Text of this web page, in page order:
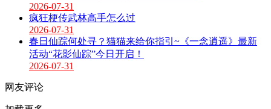
2026-07-31
疯狂梗传武林高手怎么过
2026-07-31
春日仙踪何处寻？猫猫来给你指引~《一念逍遥》最新
活动“花影仙踪”今日开启！
2026-07-31
网友评论